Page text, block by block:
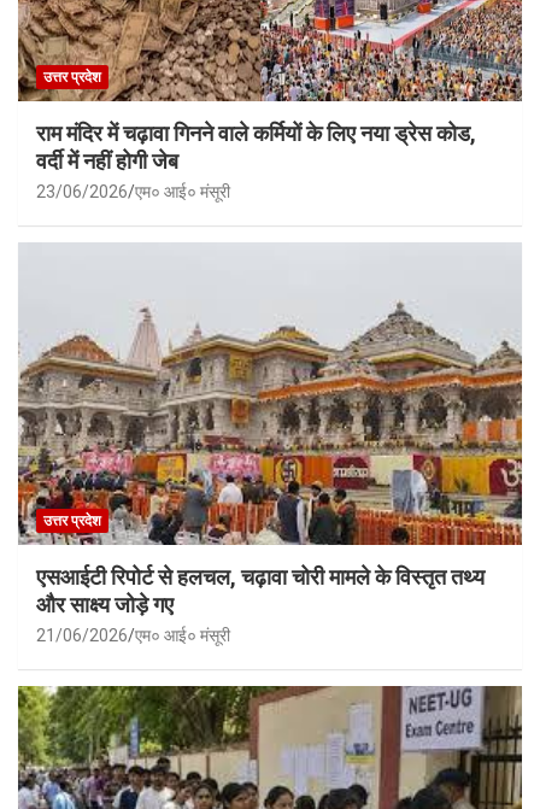
उत्तर प्रदेश
राम मंदिर में चढ़ावा गिनने वाले कर्मियों के लिए नया ड्रेस कोड,
वर्दी में नहीं होगी जेब
23/06/2026 एम० आई० मंसूरी
उत्तर प्रदेश
एसआईटी रिपोर्ट से हलचल, चढ़ावा चोरी मामले के विस्तृत तथ्य
और साक्ष्य जोड़े गए
21/06/2026 एम० आई० मंसूरी